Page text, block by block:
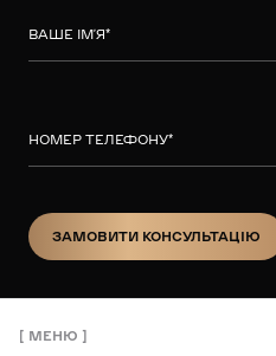
ВАШЕ ІМ’Я*
НОМЕР ТЕЛЕФОНУ*
ЗАМОВИТИ КОНСУЛЬТАЦІЮ
МЕНЮ